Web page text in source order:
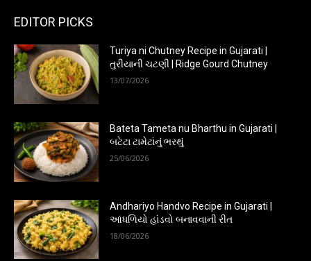
EDITOR PICKS
Turiya ni Chutney Recipe in Gujarati |
તુરીયાની ચટણી | Ridge Gourd Chutney
13/07/2026
Bateta Tameta nu Bharthu in Gujarati |
બટેટા ટામેટાંનું ભરથું
25/06/2026
Andhariyo Handvo Recipe in Gujarati |
આંધળિયો હાંડવો બનાવવાની રીત
18/06/2026